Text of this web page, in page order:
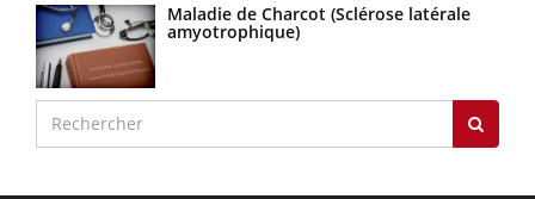
Maladie de Charcot (Sclérose latérale
amyotrophique)